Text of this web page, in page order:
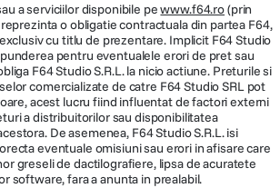
a serviciilor disponibile pewww.f64.ro(prin
o obligatie contractuala din partea F64,
cu titlu de prezentare. Implicit F64 Studio
pentru eventualele erori de pret sau
F64 Studio S.R.L. la nicio actiune. Preturile si
comercializate de catre F64 Studio SRL pot
acest lucru fiind influentat de factori externi
a distribuitorilor sau disponibilitatea
De asemenea, F64 Studio S.R.L. isi
eventuale omisiuni sau erori in afisare care
greseli de dactilografiere, lipsa de acuratete
software, fara a anunta in prealabil.